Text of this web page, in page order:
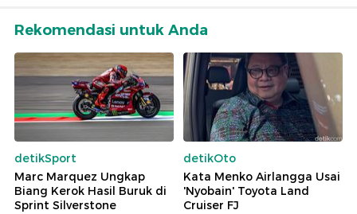
Rekomendasi untuk Anda
detikSport
Marc Marquez Ungkap
Biang Kerok Hasil Buruk di
Sprint Silverstone
detikOto
Kata Menko Airlangga Usai
'Nyobain' Toyota Land
Cruiser FJ